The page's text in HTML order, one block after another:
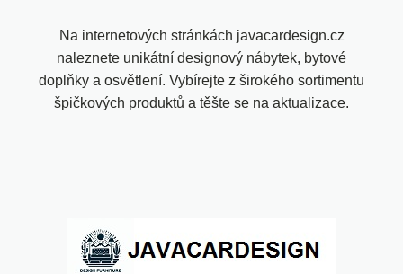
Na internetových stránkách javacardesign.cz
naleznete unikátní designový nábytek, bytové
doplňky a osvětlení. Vybírejte z širokého sortimentu
špičkových produktů a těšte se na aktualizace.